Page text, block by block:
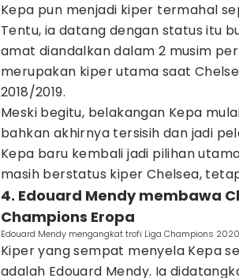
Kepa pun menjadi kiper termahal
Tentu, ia datang dengan status itu
amat diandalkan dalam 2 musim
merupakan kiper utama saat
2018/2019.
Meski begitu, belakangan Kepa
bahkan akhirnya tersisih dan jadi
Kepa baru kembali jadi pilihan
masih berstatus kiper Chelsea,
4. Edouard Mendy membawa
Champions Eropa
Edouard Mendy mengangkat trofi Liga Champions
Kiper yang sempat menyela Kepa
adalah Edouard Mendy. Ia